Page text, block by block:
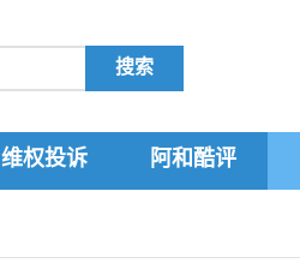
搜索
维权投诉 阿和酷评